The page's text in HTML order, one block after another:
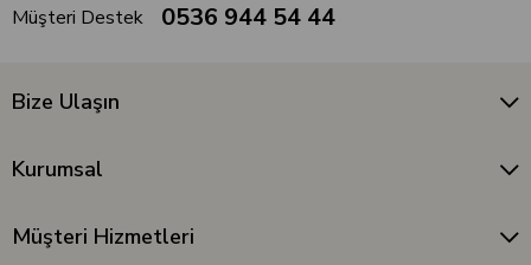
Müşteri Destek 0536 944 54 44
Bize Ulaşın
Kurumsal
Müşteri Hizmetleri